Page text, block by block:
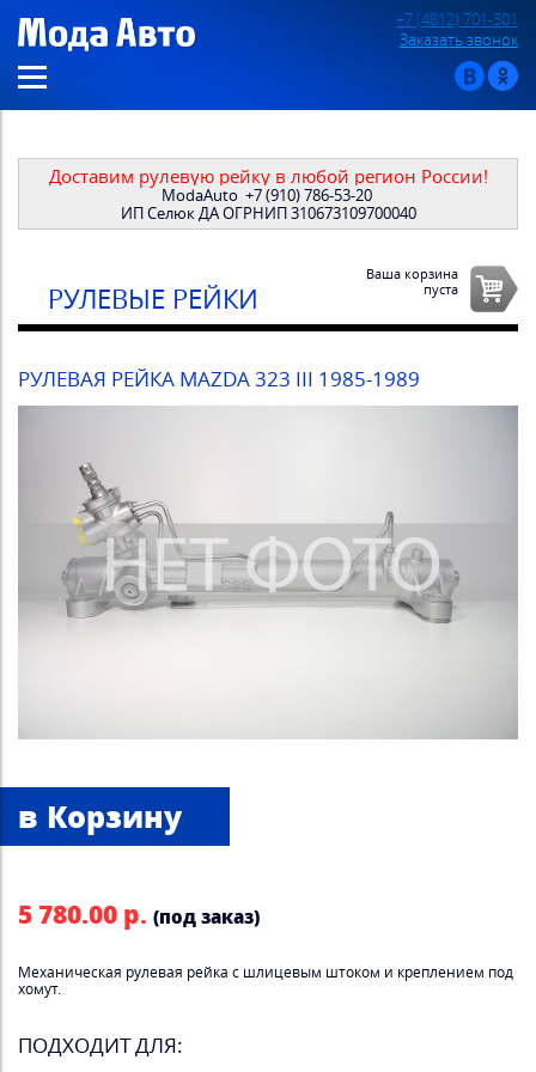
+7 (4812) 701-301
Заказать звонок
Доставим рулевую рейку в любой регион России!
ModaAuto +7 (910) 786-53-20
ИП Селюк ДА ОГРНИП 310673109700040
РУЛЕВЫЕ РЕЙКИ
Ваша корзина
пуста
РУЛЕВАЯ РЕЙКА MAZDA 323 III 1985-1989
5 780.00 р. (под заказ)
Механическая рулевая рейка с шлицевым штоком и креплением под
хомут.
ПОДХОДИТ ДЛЯ: